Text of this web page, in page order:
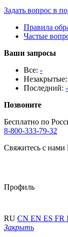
Задать вопрос в
Правила
Частые
Ваши запросы
Все: -
Незакрытые:
Последний: -
Позвоните
Бесплатно по
8-800-333-79-32
Свяжитесь с нами
Профиль
RU CN EN ES FR
Закрыть